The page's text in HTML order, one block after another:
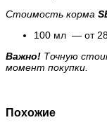
Стоимость корма
100 мл — от
Важно! Точную
момент покупки.
Похожие